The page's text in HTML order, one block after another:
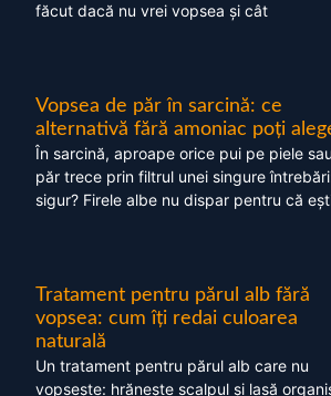
făcut dacă nu vrei vopsea și cât
Vopsea de păr în sarcină: ce
alternativă fără amoniac poți
În sarcină, aproape orice pui pe piele
păr trece prin filtrul unei singure
sigur? Firele albe nu dispar pentru că
Tratament pentru părul alb fără
vopsea: cum îți redai culoarea
naturală
Un tratament pentru părul alb care nu
vopsește: hrănește scalpul și lasă